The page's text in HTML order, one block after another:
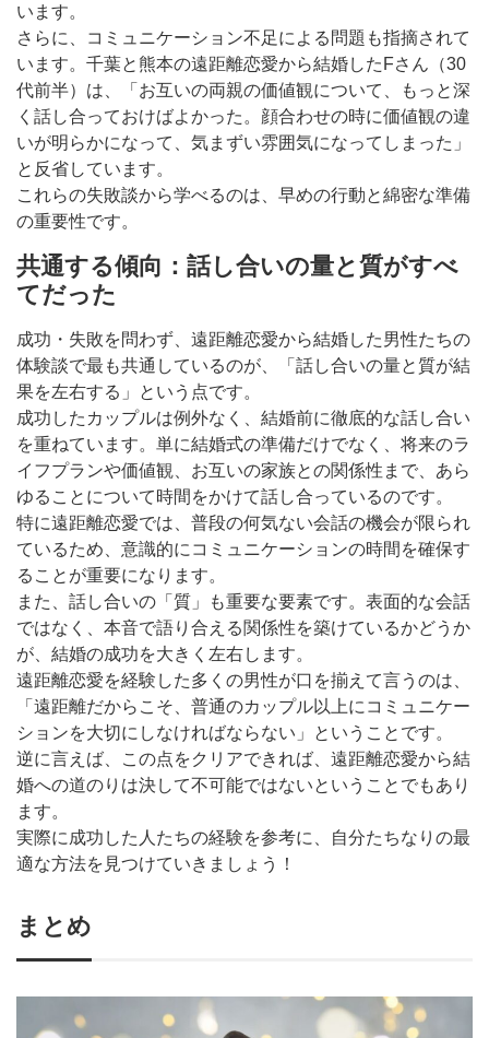
います。
さらに、コミュニケーション不足による問題も指摘されて
います。千葉と熊本の遠距離恋愛から結婚したFさん（30
代前半）は、「お互いの両親の価値観について、もっと深
く話し合っておけばよかった。顔合わせの時に価値観の違
いが明らかになって、気まずい雰囲気になってしまった」
と反省しています。
これらの失敗談から学べるのは、早めの行動と綿密な準備
の重要性です。
共通する傾向：話し合いの量と質がすべ
てだった
成功・失敗を問わず、遠距離恋愛から結婚した男性たちの
体験談で最も共通しているのが、「話し合いの量と質が結
果を左右する」という点です。
成功したカップルは例外なく、結婚前に徹底的な話し合い
を重ねています。単に結婚式の準備だけでなく、将来のラ
イフプランや価値観、お互いの家族との関係性まで、あら
ゆることについて時間をかけて話し合っているのです。
特に遠距離恋愛では、普段の何気ない会話の機会が限られ
ているため、意識的にコミュニケーションの時間を確保す
ることが重要になります。
また、話し合いの「質」も重要な要素です。表面的な会話
ではなく、本音で語り合える関係性を築けているかどうか
が、結婚の成功を大きく左右します。
遠距離恋愛を経験した多くの男性が口を揃えて言うのは、
「遠距離だからこそ、普通のカップル以上にコミュニケー
ションを大切にしなければならない」ということです。
逆に言えば、この点をクリアできれば、遠距離恋愛から結
婚への道のりは決して不可能ではないということでもあり
ます。
実際に成功した人たちの経験を参考に、自分たちなりの最
適な方法を見つけていきましょう！
まとめ